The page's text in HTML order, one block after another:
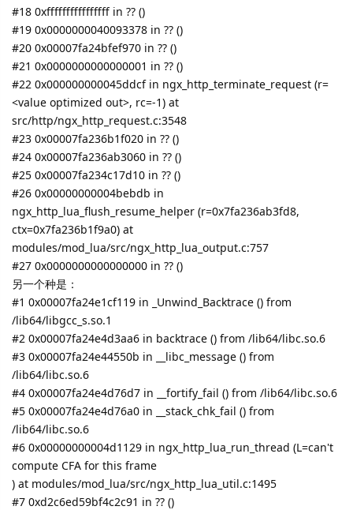
#18 0xffffffffffffffff in ?? ()
#19 0x0000000040093378 in ?? ()
#20 0x00007fa24bfef970 in ?? ()
#21 0x0000000000000001 in ?? ()
#22 0x000000000045ddcf in ngx_http_terminate_request (r=
<value optimized out>, rc=-1) at
src/http/ngx_http_request.c:3548
#23 0x00007fa236b1f020 in ?? ()
#24 0x00007fa236ab3060 in ?? ()
#25 0x00007fa234c17d10 in ?? ()
#26 0x00000000004bebdb in
ngx_http_lua_flush_resume_helper (r=0x7fa236ab3fd8,
ctx=0x7fa236b1f9a0) at
modules/mod_lua/src/ngx_http_lua_output.c:757
#27 0x0000000000000000 in ?? ()
另一个种是：
#1 0x00007fa24e1cf119 in _Unwind_Backtrace () from
/lib64/libgcc_s.so.1
#2 0x00007fa24e4d3aa6 in backtrace () from /lib64/libc.so.6
#3 0x00007fa24e44550b in __libc_message () from
/lib64/libc.so.6
#4 0x00007fa24e4d76d7 in __fortify_fail () from /lib64/libc.so.6
#5 0x00007fa24e4d76a0 in __stack_chk_fail () from
/lib64/libc.so.6
#6 0x00000000004d1129 in ngx_http_lua_run_thread (L=can't
compute CFA for this frame
) at modules/mod_lua/src/ngx_http_lua_util.c:1495
#7 0xd2c6ed59bf4c2c91 in ?? ()